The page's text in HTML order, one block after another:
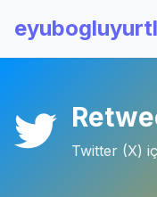
Twitter (X)